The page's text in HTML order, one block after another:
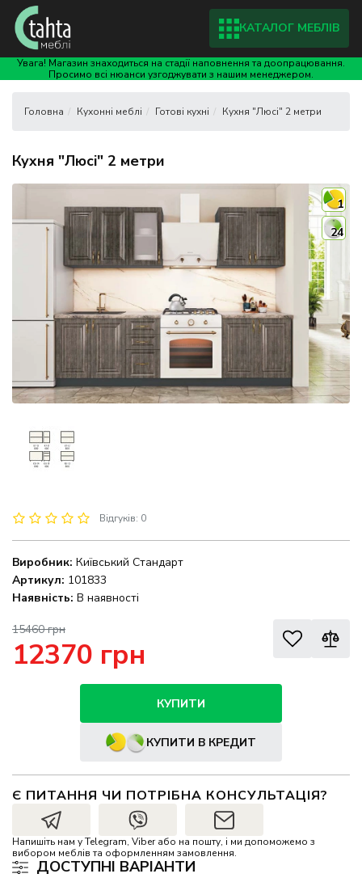
Увага! Магазин знаходиться на стадії наповнення та доопрацювання.
Просимо всі нюанси узгоджувати з нашим менеджером.
КАТАЛОГ МЕБЛІВ
Кухонні меблі Готові кухні Кухня "Люсі" 2 метри
Кухня "Люсі" 2 метри
1
24
Відгуків: 0
Виробник: Київський Стандарт
Артикул: 101833
Наявність: В наявності
15460 грн
12370 грн
КУПИТИ
КУПИТИ В КРЕДИТ
Є ПИТАННЯ ЧИ ПОТРІБНА КОНСУЛЬТАЦІЯ?
Напишіть нам у Telegram, Viber або на пошту, і ми допоможемо з
вибором меблів та оформленням замовлення.
ДОСТУПНІ ВАРІАНТИ